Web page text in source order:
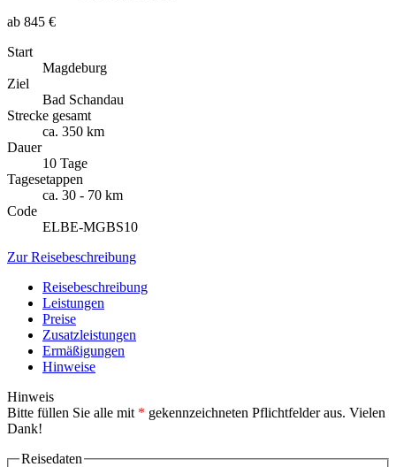
ab 845 €
Start
Magdeburg
Ziel
Bad Schandau
Strecke gesamt
ca. 350 km
Dauer
10 Tage
Tagesetappen
ca. 30 - 70 km
Code
ELBE-MGBS10
Zur Reisebeschreibung
Reisebeschreibung
Leistungen
Preise
Zusatzleistungen
Ermäßigungen
Hinweise
Hinweis
Bitte füllen Sie alle mit * gekennzeichneten Pflichtfelder aus. Vielen
Dank!
Reisedaten